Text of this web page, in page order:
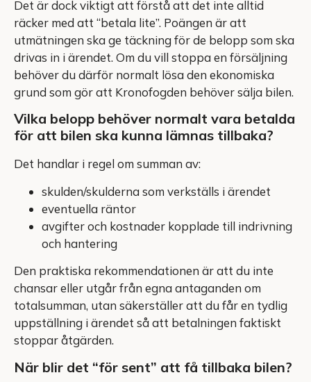
Det är dock viktigt att förstå att det inte alltid
räcker med att “betala lite”. Poängen är att
utmätningen ska ge täckning för de belopp som ska
drivas in i ärendet. Om du vill stoppa en försäljning
behöver du därför normalt lösa den ekonomiska
grund som gör att Kronofogden behöver sälja bilen.
Vilka belopp behöver normalt vara betalda
för att bilen ska kunna lämnas tillbaka?
Det handlar i regel om summan av:
skulden/skulderna som verkställs i ärendet
eventuella räntor
avgifter och kostnader kopplade till indrivning
och hantering
Den praktiska rekommendationen är att du inte
chansar eller utgår från egna antaganden om
totalsumman, utan säkerställer att du får en tydlig
uppställning i ärendet så att betalningen faktiskt
stoppar åtgärden.
När blir det “för sent” att få tillbaka bilen?